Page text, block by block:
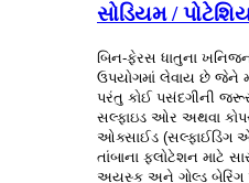
સોડિયમ /
બિન-ફેરસ ધાતુના
ઉપયોગમાં લેવાય છે જેને
પરંતુ કોઈ પસંદગીની
સલ્ફાઇડ ઓર અથવા
ઓક્સાઈડ (સલ્ફાઈડિંગ
તાંબાના ફ્લોટેશન માટે
અયસ્ક અને ગોલ્ડ બેરિંગ